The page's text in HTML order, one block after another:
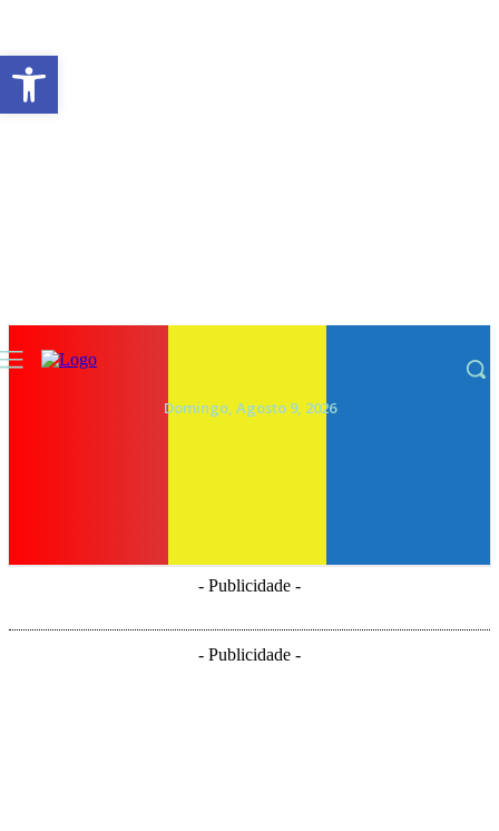
Domingo, Agosto 9, 2026
- Publicidade -
- Publicidade -
Abrir a barra de ferramentas